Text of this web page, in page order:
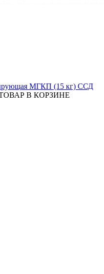
МГКП (15 кг) ССД
В КОРЗИНЕ